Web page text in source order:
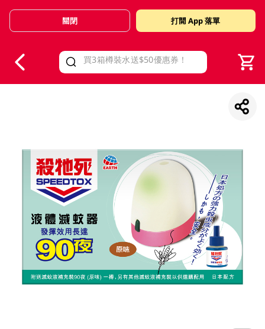
Valid Until 30 June 2026
關閉 打開 App 落單